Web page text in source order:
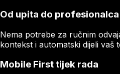
Od upita do profesionalca
Nema potrebe za ručnim
kontekst i automatski dijeli vaš
Mobile First tijek rada